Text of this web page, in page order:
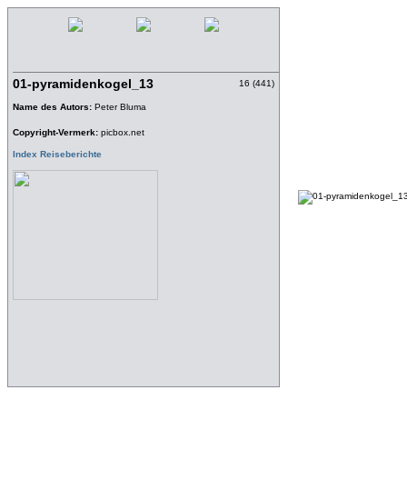
01-pyramidenkogel_13
Name des Autors: Peter Bluma
Copyright-Vermerk: picbox.net
Index Reiseberichte
16 (441)